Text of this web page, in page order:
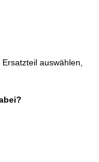
auswählen,